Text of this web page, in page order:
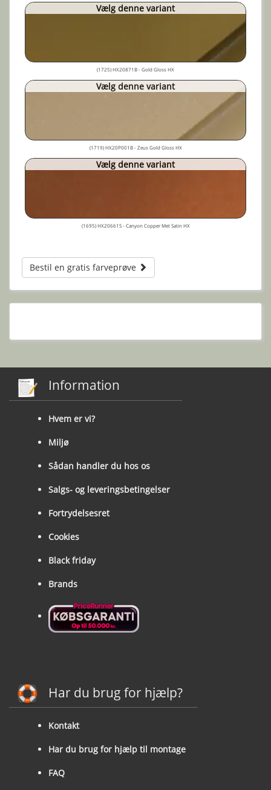
Vælg denne variant
(1725) HX20871B - Gold Gloss HX
Vælg denne variant
(1719) HX20P001B - Zeus Gold Gloss HX
Vælg denne variant
(1695) HX20661S - Canyon Copper Met Satin HX
Bestil en gratis farveprøve
Information
Hvem er vi?
Miljø
Sådan handler du hos os
Salgs- og leveringsbetingelser
Fortrydelsesret
Cookies
Black friday
Brands
Har du brug for hjælp?
Kontakt
Har du brug for hjælp til montage
FAQ